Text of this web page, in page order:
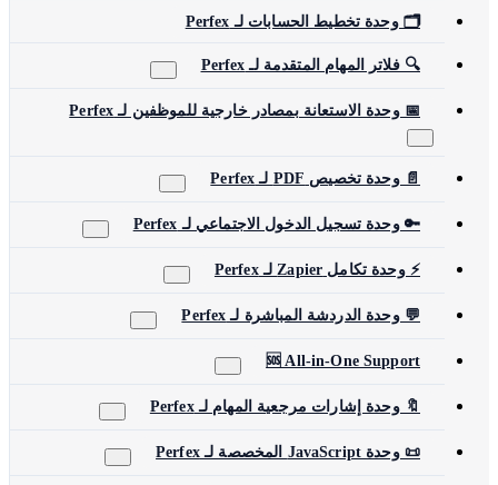
🗂️ وحدة تخطيط الحسابات لـ Perfex
🔍 فلاتر المهام المتقدمة لـ Perfex
📅 وحدة الاستعانة بمصادر خارجية للموظفين لـ Perfex
📄 وحدة تخصيص PDF لـ Perfex
🔑 وحدة تسجيل الدخول الاجتماعي لـ Perfex
⚡ وحدة تكامل Zapier لـ Perfex
💬 وحدة الدردشة المباشرة لـ Perfex
🆘 All-in-One Support
🔖 وحدة إشارات مرجعية المهام لـ Perfex
📜 وحدة JavaScript المخصصة لـ Perfex